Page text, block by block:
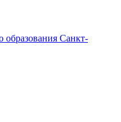
образования Санкт-